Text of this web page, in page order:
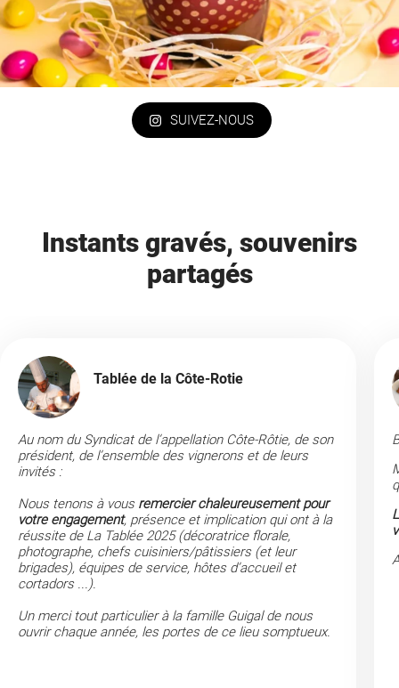
SUIVEZ-NOUS
Instants gravés, souvenirs
partagés
Tablée de la Côte-Rotie
Au nom du Syndicat de l’appellation Côte-Rôtie, de son
président, de l’ensemble des vignerons et de leurs
invités :
Nous tenons à vous remercier chaleureusement pour
votre engagement, présence et implication qui ont à la
réussite de La Tablée 2025 (décoratrice florale,
photographe, chefs cuisiniers/pâtissiers (et leur
brigades), équipes de service, hôtes d’accueil et
cortadors ...).
Un merci tout particulier à la famille Guigal de nous
ouvrir chaque année, les portes de ce lieu somptueux.